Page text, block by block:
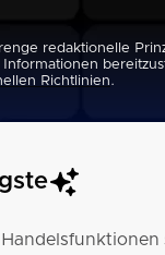
redaktionelle
Informationen
Richtlinien.
Handelsfunktionen